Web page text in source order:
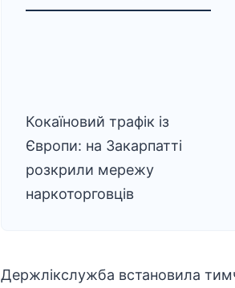
Кокаїновий трафік із
Європи: на Закарпатті
розкрили мережу
наркоторговців
Держлікслужба встановила